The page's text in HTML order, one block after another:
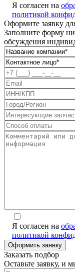
Я согласен на
политикой
Оформите заявку
Заполните форму
обсуждения
Я согласен на
политикой
Заказать подбор
Оставьте заявку, и